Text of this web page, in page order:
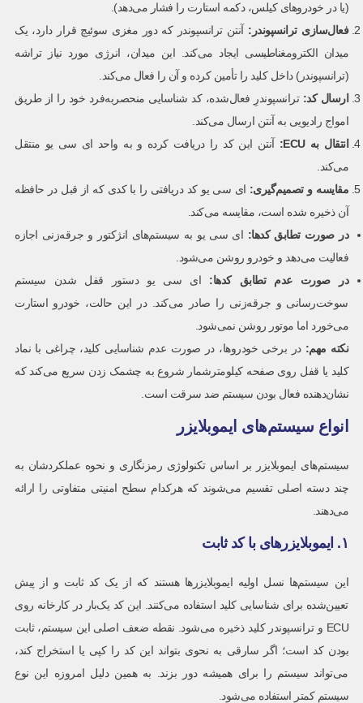
(یا در خودروهای کیلس، دکمه استارت را فشار می‌دهد).
فعال‌سازی ترانسپوندر : آنتن ترانسپوندر که دور مغزی سوئیچ قرار دارد، یک
میدان الکترومغناطیسی ایجاد می‌کند. این میدان، انرژی مورد نیاز تراشه
(ترانسپوندر) داخل کلید را تأمین کرده و آن را فعال می‌کند.
ارسال کد: ترانسپوندرِ فعال‌شده، کد شناسایی منحصربه‌فرد خود را از طریق
امواج رادیویی به آنتن ارسال می‌کند.
انتقال به ECU:
آنتن این کد را دریافت کرده و به واحد ای سی یو منتقل
می‌کند.
مقایسه و تصمیم‌گیری: ای سی یو کد دریافتی را با کدی که از قبل در حافظه
آن ذخیره شده است، مقایسه می‌کند.
در صورت تطابق کدها: ای سی یو به سیستم‌های انژکتور و جرقه‌زنی اجازه
فعالیت می‌دهد و خودرو روشن می‌شود.
در صورت عدم تطابق کدها: ای سی یو دستور قفل شدن سیستم
سوخت‌رسانی و جرقه‌زنی را صادر می‌کند. در این حالت، خودرو استارت
می‌خورد اما موتور روشن نمی‌شود.
نکته مهم: در برخی خودروها، در صورت عدم شناسایی کلید، چراغی با نماد
کلید یا قفل روی صفحه کیلومترشمار شروع به چشمک زدن سریع می‌کند که
نشان‌دهنده فعال بودن سیستم ضد سرقت است.
انواع سیستم‌های ایموبلایزر
سیستم‌های ایموبلایزر بر اساس تکنولوژی رمزنگاری و نحوه عملکردشان به
چند دسته اصلی تقسیم می‌شوند که هرکدام سطح امنیتی متفاوتی را ارائه
می‌دهند.
۱. ایموبلایزرهای با کد ثابت
این سیستم‌ها نسل اولیه ایموبلایزرها هستند که از یک کد ثابت و از پیش
تعیین‌شده برای شناسایی کلید استفاده می‌کنند. این کد یک‌بار در کارخانه روی
ECU و ترانسپوندر کلید ذخیره می‌شود. نقطه ضعف اصلی این سیستم، ثابت
بودن کد است؛ اگر سارقی به نحوی بتواند این کد را کپی یا استخراج کند،
می‌تواند سیستم را برای همیشه دور بزند. به همین دلیل امروزه این نوع
سیستم کمتر استفاده می‌شود.